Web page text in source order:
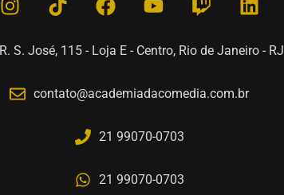
R. S. José, 115 - Loja E - Centro, Rio de Janeiro - RJ
contato@academiadacomedia.com.br
21 99070-0703
21 99070-0703